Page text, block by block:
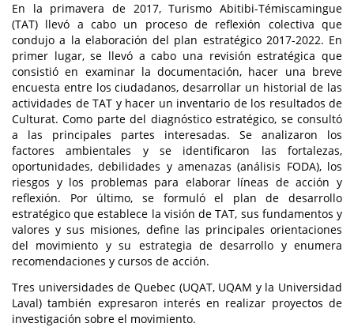
En la primavera de 2017, Turismo Abitibi-Témiscamingue
(TAT) llevó a cabo un proceso de reflexión colectiva que
condujo a la elaboración del plan estratégico 2017-2022. En
primer lugar, se llevó a cabo una revisión estratégica que
consistió en examinar la documentación, hacer una breve
encuesta entre los ciudadanos, desarrollar un historial de las
actividades de TAT y hacer un inventario de los resultados de
Culturat. Como parte del diagnóstico estratégico, se consultó
a las principales partes interesadas. Se analizaron los
factores ambientales y se identificaron las fortalezas,
oportunidades, debilidades y amenazas (análisis FODA), los
riesgos y los problemas para elaborar líneas de acción y
reflexión. Por último, se formuló el plan de desarrollo
estratégico que establece la visión de TAT, sus fundamentos y
valores y sus misiones, define las principales orientaciones
del movimiento y su estrategia de desarrollo y enumera
recomendaciones y cursos de acción.
Tres universidades de Quebec (UQAT, UQAM y la Universidad
Laval) también expresaron interés en realizar proyectos de
investigación sobre el movimiento.